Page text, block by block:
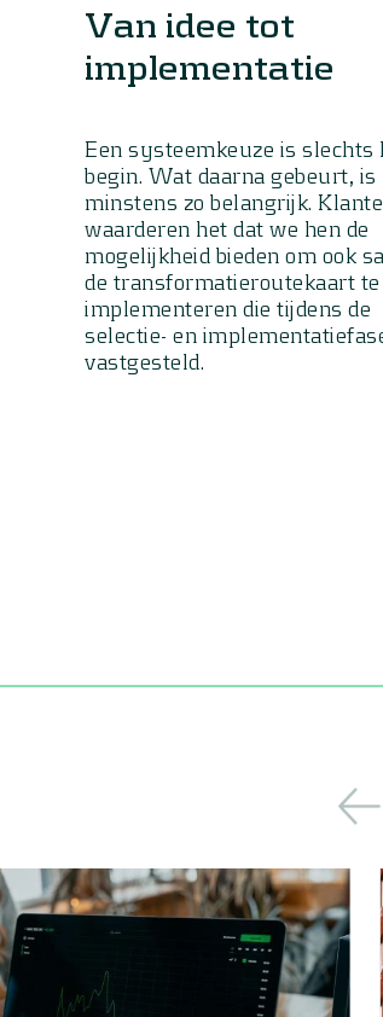
Van idee tot
implementatie
Een systeemkeuze is slechts
begin. Wat daarna gebeurt, is
minstens zo belangrijk.
waarderen het dat we hen de
mogelijkheid bieden om ook
de transformatieroutekaart te
implementeren die tijdens de
selectie- en
vastgesteld.